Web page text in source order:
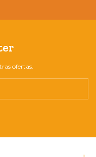
ofertas.